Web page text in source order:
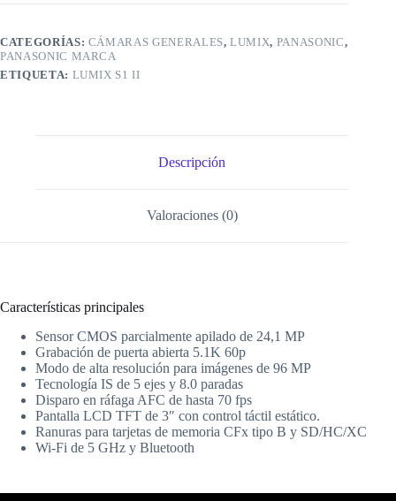
CATEGORÍAS: CÁMARAS GENERALES,LUMIX, PANASONIC,
PANASONIC MARCA
ETIQUETA: LUMIX S1 II
Descripción
Valoraciones (0)
Características principales
Sensor CMOS parcialmente apilado de 24,1 MP
Grabación de puerta abierta 5.1K 60p
Modo de alta resolución para imágenes de 96 MP
Tecnología IS de 5 ejes y 8.0 paradas
Disparo en ráfaga AFC de hasta 70 fps
Pantalla LCD TFT de 3″ con control táctil estático.
Ranuras para tarjetas de memoria CFx tipo B y SD/HC/XC
Wi-Fi de 5 GHz y Bluetooth